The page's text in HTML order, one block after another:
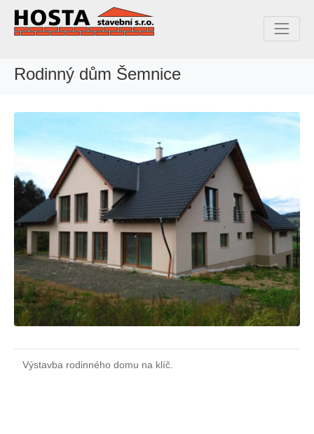
Rodinný dům Šemnice
Výstavba rodinného domu na klíč.